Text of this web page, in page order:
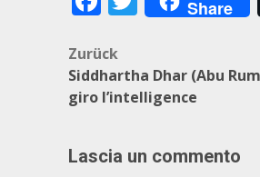
Share
Zurück
Siddhartha Dhar (Abu
giro l’intelligence
Lascia un commento